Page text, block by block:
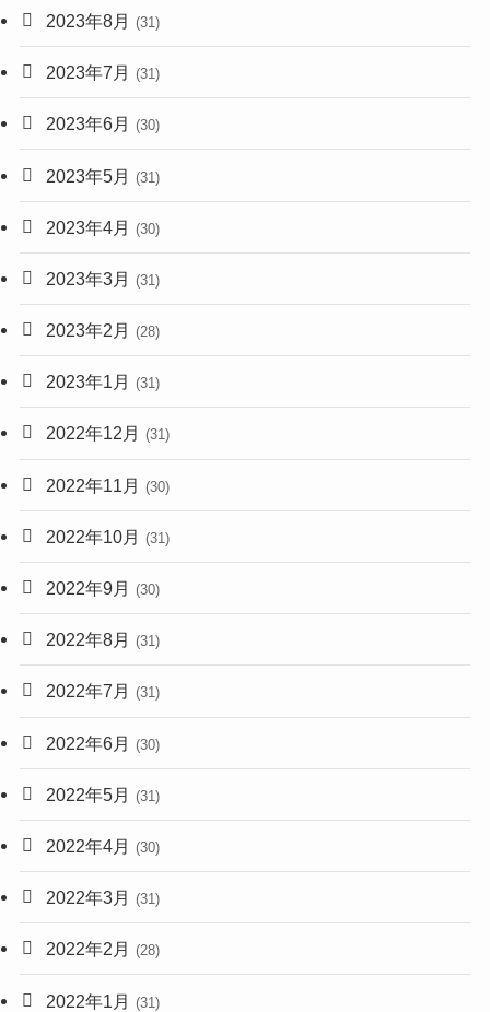
2023年8月 (31)
2023年7月 (31)
2023年6月 (30)
2023年5月 (31)
2023年4月 (30)
2023年3月 (31)
2023年2月 (28)
2023年1月 (31)
2022年12月 (31)
2022年11月 (30)
2022年10月 (31)
2022年9月 (30)
2022年8月 (31)
2022年7月 (31)
2022年6月 (30)
2022年5月 (31)
2022年4月 (30)
2022年3月 (31)
2022年2月 (28)
2022年1月 (31)